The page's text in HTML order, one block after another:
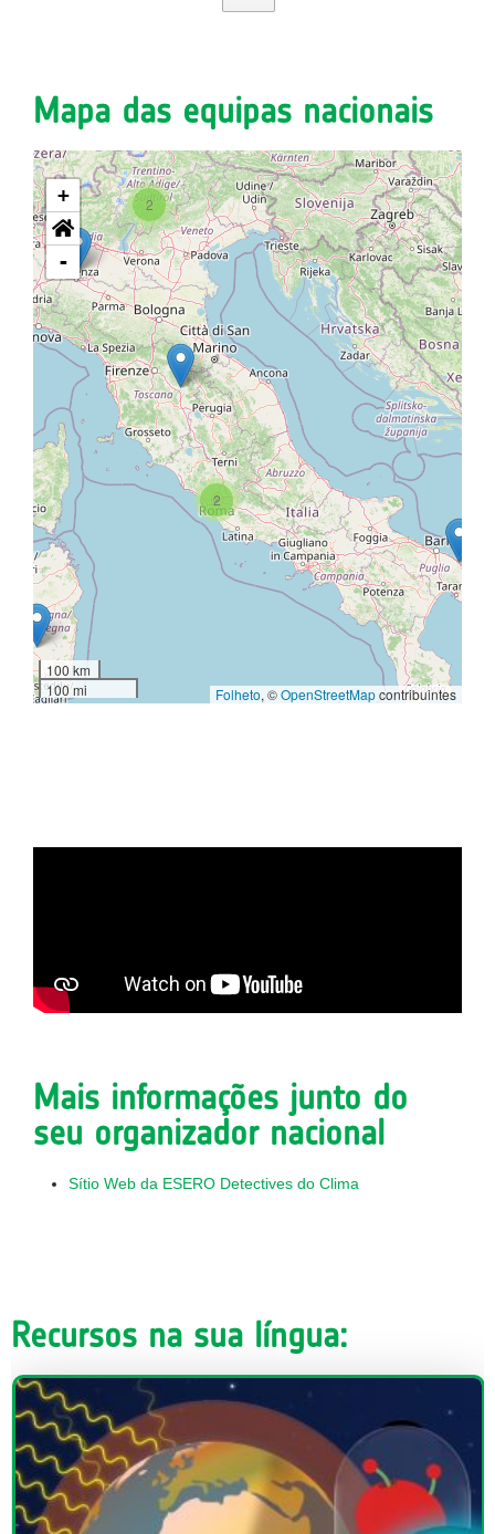
Mapa das equipas nacionais
2
2
+
-
100 km
100 mi
Folheto, ©OpenStreetMapcontribuintes
Mais informações junto do
seu organizador nacional
Sítio Web da ESERO Detectives do Clima
Recursos na sua língua: